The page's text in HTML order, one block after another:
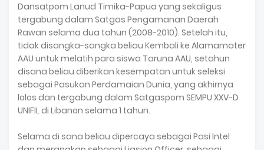
Dansatpom Lanud Timika-Papua yang sekaligus
tergabung dalam Satgas Pengamanan Daerah
Rawan selama dua tahun (2008-2010). Setelah itu,
tidak disangka-sangka beliau Kembali ke Alamamater
AAU untuk melatih para siswa Taruna AAU, setahun
disana beliau diberikan kesempatan untuk seleksi
sebagai Pasukan Perdamaian Dunia, yang akhirnya
lolos dan tergabung dalam Satgaspom SEMPU XXV-D
UNIFIL di Libanon selama 1 tahun.
Selama di sana beliau dipercaya sebagai Pasi Intel